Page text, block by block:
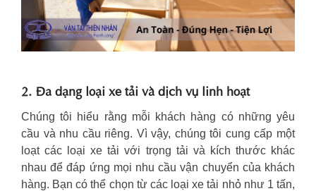
2. Đa dạng loại xe tải và dịch vụ linh hoạt
Chúng tôi hiểu rằng mỗi khách hàng có những yêu
cầu và nhu cầu riêng. Vì vậy, chúng tôi cung cấp một
loạt các loại xe tải với trọng tải và kích thước khác
nhau để đáp ứng mọi nhu cầu vận chuyển của khách
hàng. Bạn có thể chọn từ các loại xe tải nhỏ như 1 tấn,